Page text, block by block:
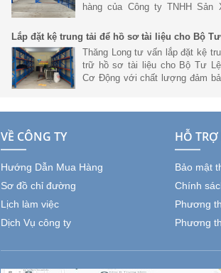
hàng của Công ty TNHH Sản
Hòa Long An.
Lắp đặt kệ trung tải để hồ sơ tài liệu cho Bộ
Sát Cơ Động
Thăng Long tư vấn lắp đặt kệ
trữ hồ sơ tài liệu cho Bộ Tư
Cơ Động với chất lượng đảm
VỀ CÔNG TY
Hướng Dẫn Mua Hàng
Sơ đồ chỉ đường
Lịch làm việc
Dịch Vụ công ty
HỖ
Bảo mật
Chính
Phương
Phương